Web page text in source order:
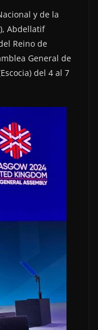
y de la
Abdellatif
Reino de
General de
del 4 al 7